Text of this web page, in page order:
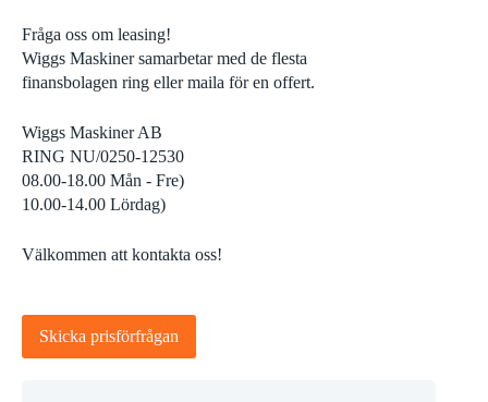
Fråga oss om leasing!
Wiggs Maskiner samarbetar med de flesta
finansbolagen ring eller maila för en offert.
Wiggs Maskiner AB
RING NU/0250-12530
08.00-18.00 Mån - Fre)
10.00-14.00 Lördag)
Välkommen att kontakta oss!
Skicka prisförfrågan